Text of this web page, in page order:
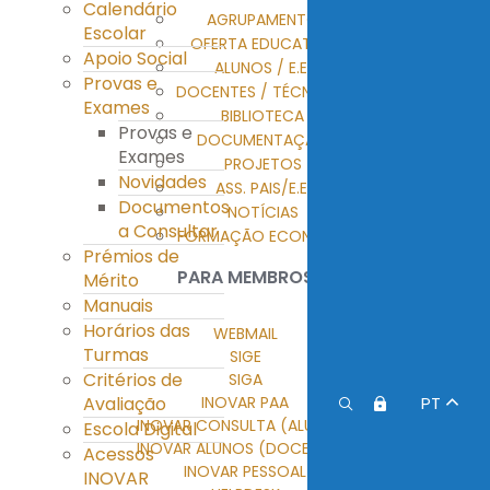
Calendário
Escolar
Apoio Social
Provas e
Exames
Provas e
Exames
Novidades
Documentos
a Consultar
Prémios de
Mérito
Manuais
Horários das
Turmas
Critérios de
Avaliação
Escola Digital
Acessos
INOVAR
PT
AGRUPAMENTO
OFERTA EDUCATIVA
ALUNOS / E.E.
DOCENTES / TÉCNICOS
BIBLIOTECA
DOCUMENTAÇÃO
PROJETOS
ASS. PAIS/E.E.
NOTÍCIAS
FORMAÇÃO ECONTENT
PARA MEMBROS
WEBMAIL
SIGE
SIGA
INOVAR PAA
INOVAR CONSULTA (ALUNOS)
INOVAR ALUNOS (DOCENTES)
INOVAR PESSOAL